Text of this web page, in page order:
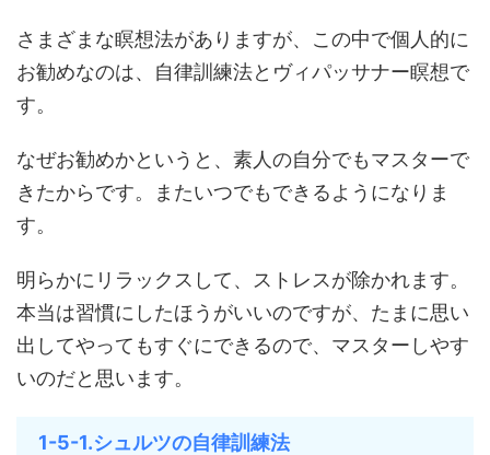
さまざまな瞑想法がありますが、この中で個人的に
お勧めなのは、自律訓練法とヴィパッサナー瞑想で
す。
なぜお勧めかというと、素人の自分でもマスターで
きたからです。またいつでもできるようになりま
す。
明らかにリラックスして、ストレスが除かれます。
本当は習慣にしたほうがいいのですが、たまに思い
出してやってもすぐにできるので、マスターしやす
いのだと思います。
1-5-1.シュルツの自律訓練法